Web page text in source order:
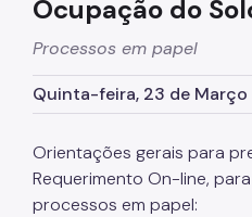
Planos Regionais
Demais Leis e Decretos
Urbanismo
Outorga Onerosa
Transferência do Direito
Ocupação do
Processos em papel
Quinta-feira, 23 de
Orientações gerais para
Requerimento On-line,
processos em papel: